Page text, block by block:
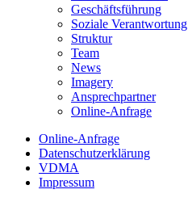
Geschäftsführung
Soziale Verantwortung
Struktur
Team
News
Imagery
Ansprechpartner
Online-Anfrage
Online-Anfrage
Datenschutzerklärung
VDMA
Impressum